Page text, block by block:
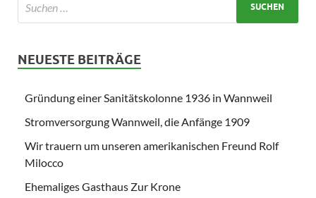
NEUESTE BEITRÄGE
Gründung einer Sanitätskolonne 1936 in Wannweil
Stromversorgung Wannweil, die Anfänge 1909
Wir trauern um unseren amerikanischen Freund Rolf
Milocco
Ehemaliges Gasthaus Zur Krone